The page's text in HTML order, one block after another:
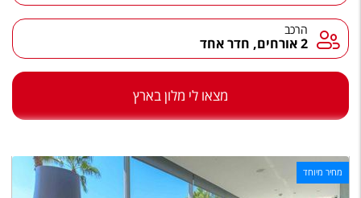
הרגע האחרון
Русский
הרכב הרכב
2 אורחים, חדר אחד
מצאו לי מלון בארץ
מחיר מיוחד